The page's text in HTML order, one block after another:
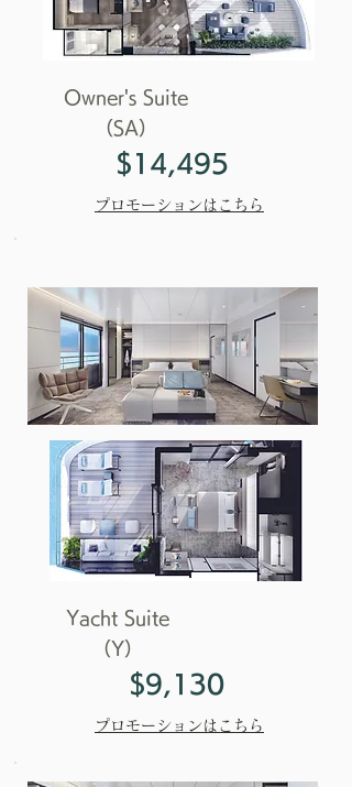
Owner's Suite
（SA）
$14,495
プロモーションはこちら
Yacht Suite
（Y）
$9,130
プロモーションはこちら